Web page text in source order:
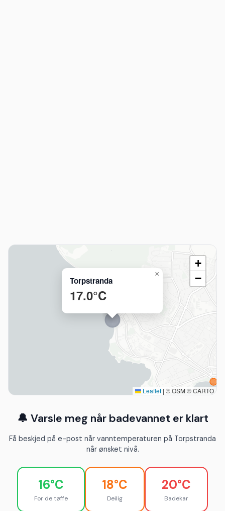
Torpstranda
17.0°C
×
+
−
Leaflet | © OSM © CARTO
🔔 Varsle meg når badevannet er klart
Få beskjed på e-post når vanntemperaturen på Torpstranda
når ønsket nivå.
16°C
For de tøffe
18°C
Deilig
20°C
Badekar